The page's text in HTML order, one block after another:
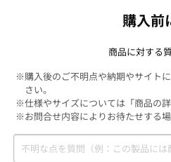
購入前
商品に対する
※購入後のご不明点や納期やサイト
さい。
※仕様やサイズについては「商品の
※お問合せ内容によりお待たせする場